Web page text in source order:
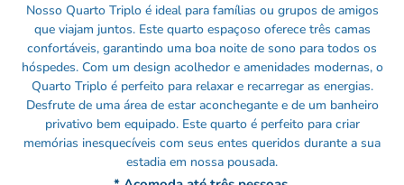
Nosso Quarto Triplo é ideal para famílias ou grupos de amigos
que viajam juntos. Este quarto espaçoso oferece três camas
confortáveis, garantindo uma boa noite de sono para todos os
hóspedes. Com um design acolhedor e amenidades modernas, o
Quarto Triplo é perfeito para relaxar e recarregar as energias.
Desfrute de uma área de estar aconchegante e de um banheiro
privativo bem equipado. Este quarto é perfeito para criar
memórias inesquecíveis com seus entes queridos durante a sua
estadia em nossa pousada.